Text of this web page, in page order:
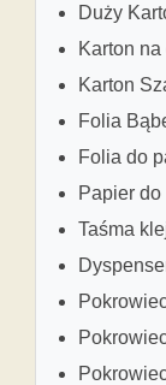
Duży
Karton
Karton
Folia
Folia do
Papier
Taśma